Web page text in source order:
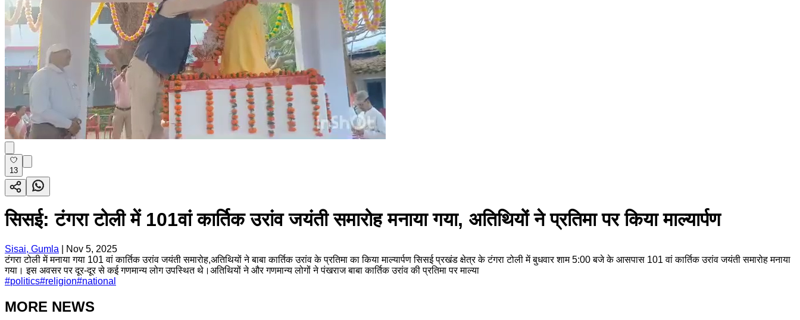
13
सिसई: टंगरा टोली में 101वां कार्तिक उरांव जयंती समारोह मनाया गया, अतिथियों ने प्रतिमा पर किया माल्यार्पण
Sisai, Gumla
Nov 5, 2025
टंगरा टोली में मनाया गया 101 वां कार्तिक उरांव जयंती समारोह,अतिथियों ने बाबा कार्तिक उरांव के प्रतिमा का किया माल्यार्पण सिसई प्रखंड क्षेत्र के टंगरा टोली में बुधवार शाम 5:00 बजे के आसपास 101 वां कार्तिक उरांव जयंती समारोह मनाया
गया। इस अवसर पर दूर-दूर से कई गणमान्य लोग उपस्थित थे।अतिथियों ने और गणमान्य लोगों ने पंखराज बाबा कार्तिक उरांव की प्रतिमा पर माल्या
#politics#religion#national
MORE NEWS